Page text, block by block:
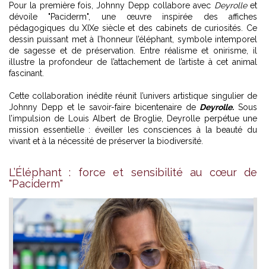
Pour la première fois, Johnny Depp collabore avec Deyrolleet
dévoile "Paciderm", une œuvre inspirée des affiches
pédagogiques du XIXe siècle et des cabinets de curiosités. Ce
dessin puissant met à l’honneur l’éléphant, symbole intemporel
de sagesse et de préservation. Entre réalisme et onirisme, il
illustre la profondeur de l’attachement de l’artiste à cet animal
fascinant.
Cette collaboration inédite réunit l’univers artistique singulier de
Johnny Depp et le savoir-faire bicentenaire de Deyrolle. Sous
l’impulsion de Louis Albert de Broglie, Deyrolle perpétue une
mission essentielle : éveiller les consciences à la beauté du
vivant et à la nécessité de préserver la biodiversité.
L’Éléphant : force et sensibilité au cœur de
"Paciderm"